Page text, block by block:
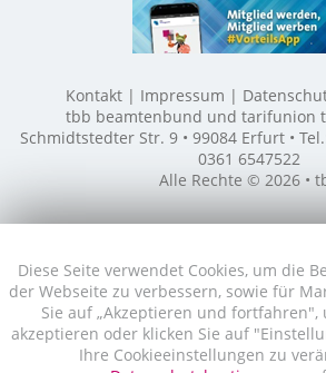
Diese Seite verwendet Cookies, um die
der Webseite zu verbessern, sowie für
Sie auf „Akzeptieren und fortfahren",
akzeptieren oder klicken Sie auf
Ihre Cookieeinstellungen zu
Kontakt Impressum
tbb beamtenbund und tarifunion
Schmidtstedter Str. 9 • 99084 Erfurt •
0361 6547522
Alle Rechte © 2026 •